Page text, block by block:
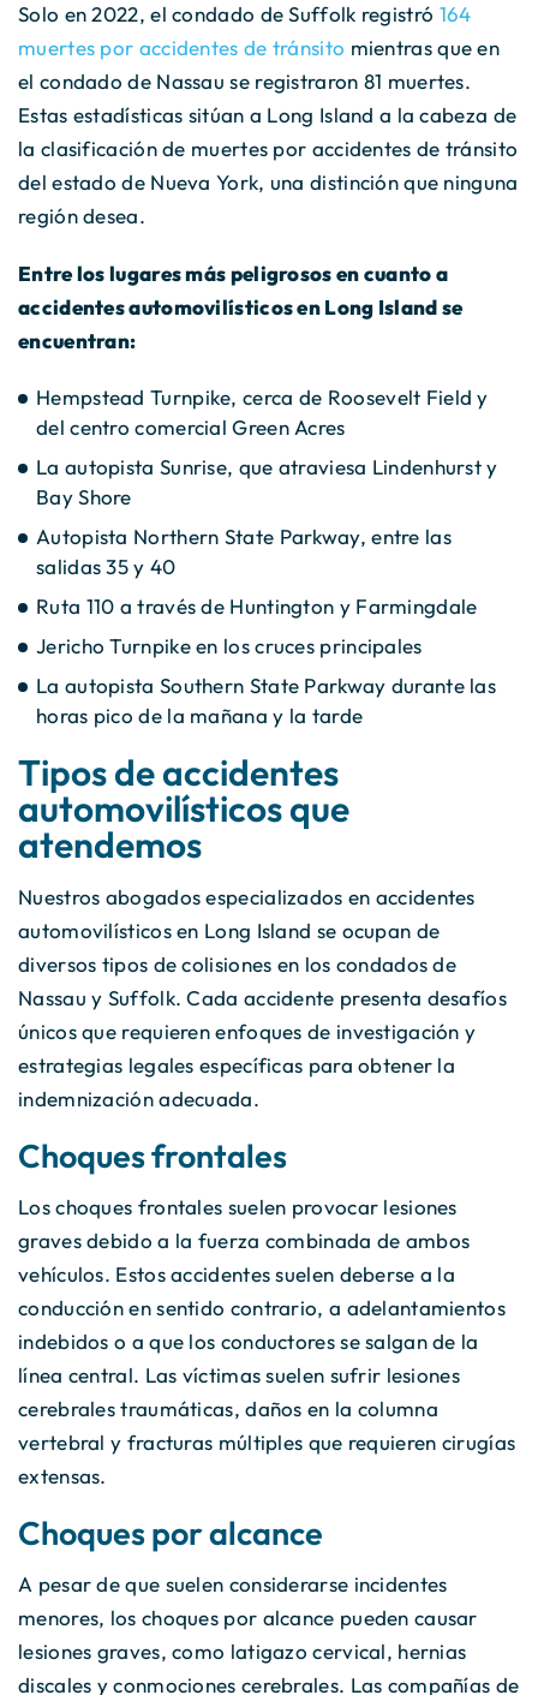
Solo en 2022, el condado de Suffolk registró 164
muertes por accidentes de tránsito mientras que en
el condado de Nassau se registraron 81 muertes.
Estas estadísticas sitúan a Long Island a la cabeza de
la clasificación de muertes por accidentes de tránsito
del estado de Nueva York, una distinción que ninguna
región desea.
Entre los lugares más peligrosos en cuanto a
accidentes automovilísticos en Long Island se
encuentran:
Hempstead Turnpike, cerca de Roosevelt Field y
del centro comercial Green Acres
La autopista Sunrise, que atraviesa Lindenhurst y
Bay Shore
Autopista Northern State Parkway, entre las
salidas 35 y 40
Ruta 110 a través de Huntington y Farmingdale
Jericho Turnpike en los cruces principales
La autopista Southern State Parkway durante las
horas pico de la mañana y la tarde
Tipos de accidentes
automovilísticos que
atendemos
Nuestros abogados especializados en accidentes
automovilísticos en Long Island se ocupan de
diversos tipos de colisiones en los condados de
Nassau y Suffolk. Cada accidente presenta desafíos
únicos que requieren enfoques de investigación y
estrategias legales específicas para obtener la
indemnización adecuada.
Choques frontales
Los choques frontales suelen provocar lesiones
graves debido a la fuerza combinada de ambos
vehículos. Estos accidentes suelen deberse a la
conducción en sentido contrario, a adelantamientos
indebidos o a que los conductores se salgan de la
línea central. Las víctimas suelen sufrir lesiones
cerebrales traumáticas, daños en la columna
vertebral y fracturas múltiples que requieren cirugías
extensas.
Choques por alcance
A pesar de que suelen considerarse incidentes
menores, los choques por alcance pueden causar
lesiones graves, como latigazo cervical, hernias
discales y conmociones cerebrales. Las compañías de